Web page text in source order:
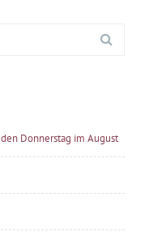
Donnerstag im August